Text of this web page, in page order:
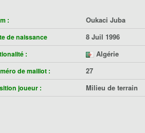
: Oukaci Juba
de naissance 8 Juil 1996
: Algérie
de maillot : 27
joueur : Milieu de terrain